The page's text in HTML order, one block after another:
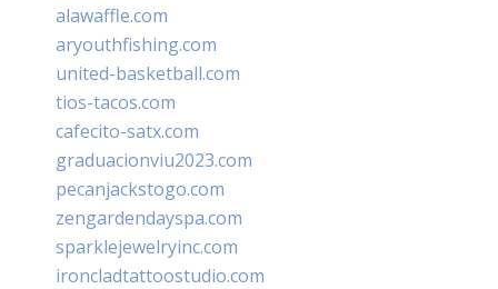
alawaffle.com
aryouthfishing.com
united-basketball.com
tios-tacos.com
cafecito-satx.com
graduacionviu2023.com
pecanjackstogo.com
zengardendayspa.com
sparklejewelryinc.com
ironcladtattoostudio.com